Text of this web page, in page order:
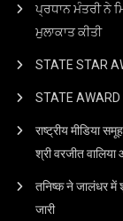
ਪ੍ਰਧਾਨ ਮੰਤਰੀ ਨੇ
ਮੁਲਾਕਾਤ ਕੀਤੀ
STATE STAR
STATE AWARD
राष्ट्रीय मीडिया
श्री वरजीत
तनिष्क ने जालंधर में
जारी